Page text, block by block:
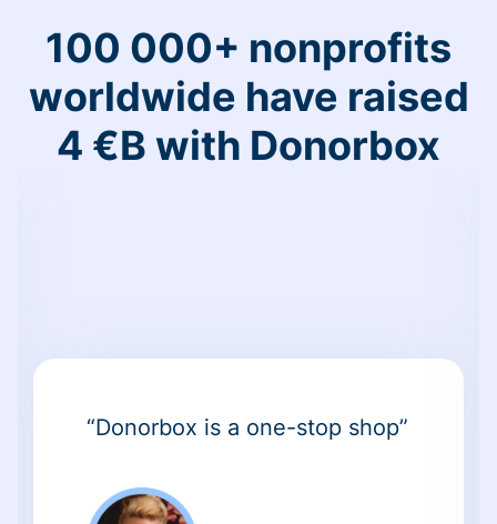
100 000+ nonprofits
worldwide have raised
4 €B with Donorbox
“Donorbox is a one-stop shop”